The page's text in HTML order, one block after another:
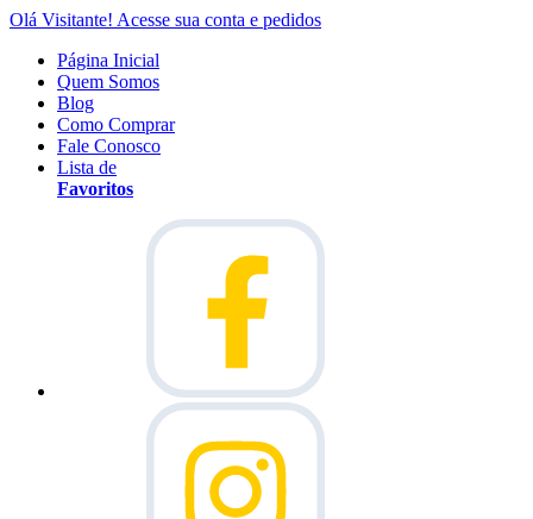
Olá Visitante! Acesse sua conta e pedidos
Página Inicial
Quem Somos
Blog
Como Comprar
Fale Conosco
Lista de
Favoritos